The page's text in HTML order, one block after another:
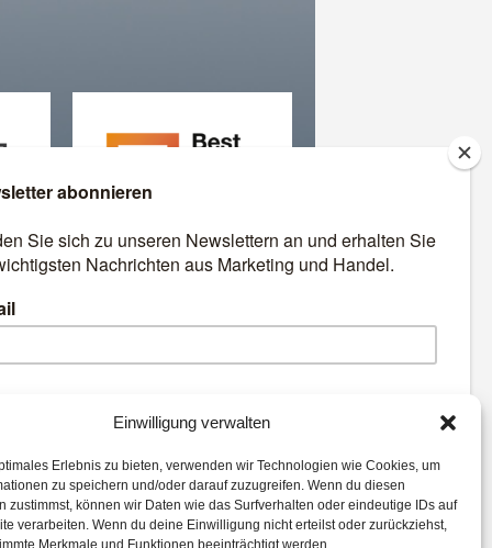
Einwilligung verwalten
Erlebnis zu bieten, verwenden wir Technologien wie Cookies, um
zu speichern und/oder darauf zuzugreifen. Wenn du diesen
zustimmst, können wir Daten wie das Surfverhalten oder eindeutige IDs auf
verarbeiten. Wenn du deine Einwilligung nicht erteilst oder zurückziehst,
Merkmale und Funktionen beeinträchtigt werden.
Best Retail Cases: Die
besten Lösungen für Händler
Künstliche Intelligenz
Voice Mobile
eCommerce
Corona Commerce Digital